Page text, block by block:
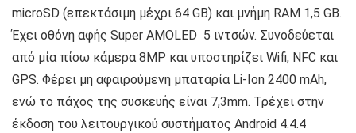
microSD (επεκτάσιμη μέχρι 64 GB) και μνήμη RAM 1,5 GB.
Έχει οθόνη αφής Super AMOLED 5 ιντσών. Συνοδεύεται
από μία πίσω κάμερα 8MP και υποστηρίζει Wifi, NFC και
GPS. Φέρει μη αφαιρούμενη μπαταρία Li-Ion 2400 mAh,
ενώ το πάχος της συσκευής είναι 7,3mm. Τρέχει στην
έκδοση του λειτουργικού συστήματος Android 4.4.4